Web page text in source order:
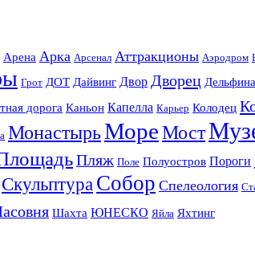
Арена Арка Арсенал Аттракционы Аэродром
Грот ДОТ Дайвинг Двор Дворец
дорога Каньон Капелла Карьер Колодец
МонастырьМореМост
Пляж Поле Полуостров Пороги
Скульптура Собор Спелеология
Шахта ЮНЕСКО Яйла Яхтинг